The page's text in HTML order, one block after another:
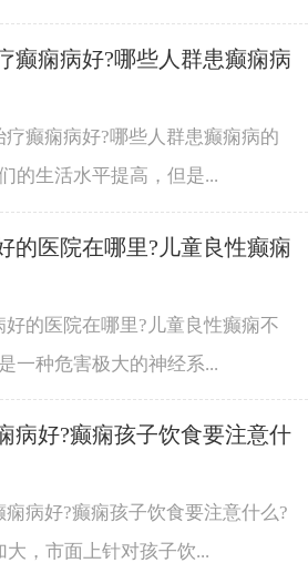
癫痫病好?哪些人群患癫痫病
疗癫痫病好?哪些人群患癫痫病的
的生活水平提高，但是...
的医院在哪里?儿童良性癫痫
好的医院在哪里?儿童良性癫痫不
一种危害极大的神经系...
病好?癫痫孩子饮食要注意什
病好?癫痫孩子饮食要注意什么?
大，市面上针对孩子饮...